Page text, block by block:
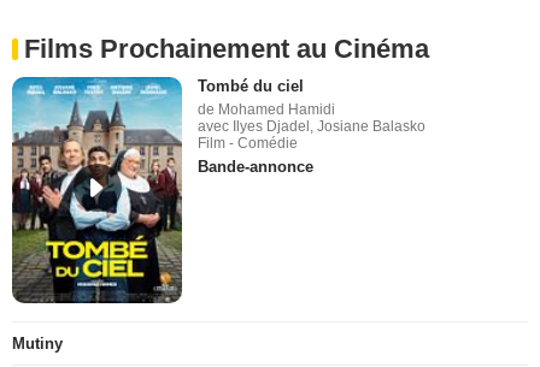
Films Prochainement au Cinéma
Tombé du ciel
de Mohamed Hamidi
avec Ilyes Djadel, Josiane Balasko
Film - Comédie
Bande-annonce
Mutiny